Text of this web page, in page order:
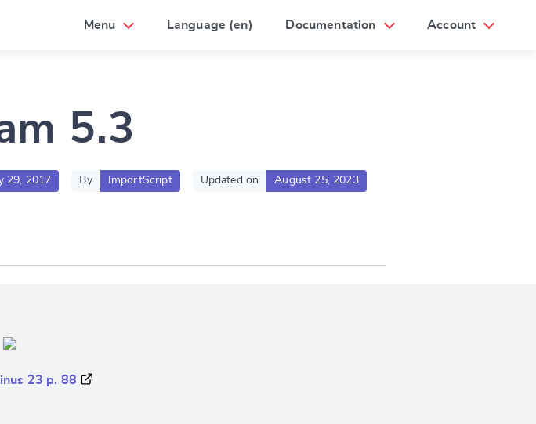
Menu Language (en) Documentation Account
5.3
29, 2017 By ImportScript Updated on August 25, 2023
23 p. 88